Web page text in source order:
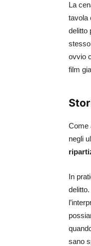
La
tavola
delitto
ovvio
film
Come
negli
In
sano